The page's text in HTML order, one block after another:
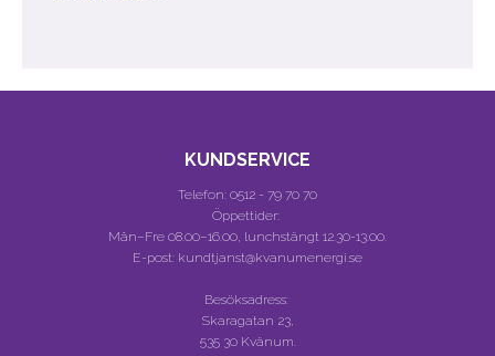
KUNDSERVICE
Telefon: 0512 - 79 70 70
Öppettider:
Mån–Fre 08.00–16.00, lunchstängt 12.30-13.00.
E-post: kundtjanst@kvanumenergi.se
Besöksadress:
Skaragatan 23,
535 30 Kvänum.